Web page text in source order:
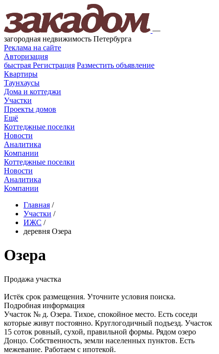
—
загородная недвижимость Петербурга
Реклама на сайте
Авторизация
быстрая Регистрация Разместить объявление
Квартиры
Таунхаусы
Дома и коттеджи
Участки
Проекты домов
Ещё
Коттеджные поселки
Новости
Аналитика
Компании
Коттеджные поселки
Новости
Аналитика
Компании
Главная /
Участки /
ИЖС /
деревня Озера
Озера
Продажа участка
Истёк срок размещения. Уточните условия поиска.
Подробная информация
Участок № д. Озера. Тихое, спокойное место. Есть соседи
которые живут постоянно. Круглогодичный подъезд. Участок
15 соток ровный, сухой, правильной формы. Рядом озеро
Донцо. Собственность, земли населенных пунктов. Есть
межевание. Работаем с ипотекой.